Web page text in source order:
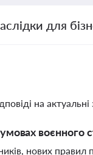
для
на
воєнного
нових